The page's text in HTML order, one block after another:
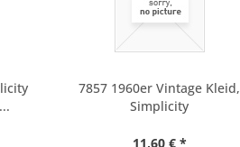
7857 1960er Vintage Kleid,
Simplicity
11,60 € *